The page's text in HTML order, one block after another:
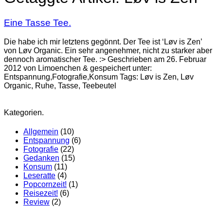
Eine Tasse Tee.
Die habe ich mir letztens gegönnt. Der Tee ist ‘Løv is Zen’
von Løv Organic. Ein sehr angenehmer, nicht zu starker aber
dennoch aromatischer Tee. :> Geschrieben am 26. Februar
2012 von Limoenchen & gespeichert unter:
Entspannung,Fotografie,Konsum Tags: Løv is Zen, Løv
Organic, Ruhe, Tasse, Teebeutel
Kategorien.
Allgemein (10)
Entspannung (6)
Fotografie (22)
Gedanken (15)
Konsum (11)
Leseratte (4)
Popcornzeit! (1)
Reisezeit! (6)
Review (2)